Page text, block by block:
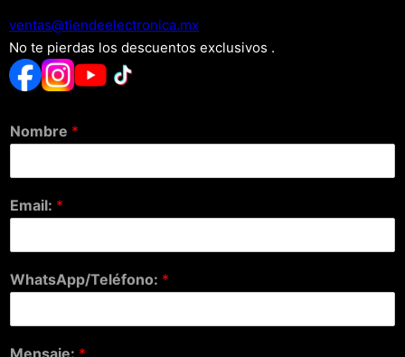
xm.acinortceleedneit@satnev
No te pierdas los descuentos exclusivos .
Nombre *
Email: *
WhatsApp/Teléfono: *